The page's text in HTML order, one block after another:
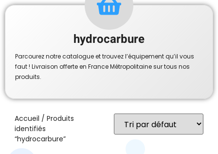
hydrocarbure
Parcourez notre catalogue et trouvez l’équipement qu’il vous
faut ! Livraison offerte en France Métropolitaine sur tous nos
produits.
Accueil / Produits
identifiés
“hydrocarbure”